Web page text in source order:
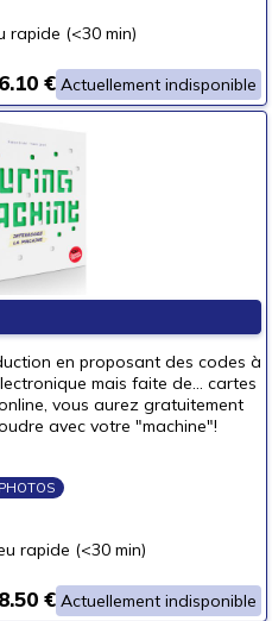
rapide (<30 min)
Actuellement indisponible
€
en proposant des codes à
mais faite de... cartes
vous aurez gratuitement
avec votre "machine"!
PHOTOS
rapide (<30 min)
Actuellement indisponible
€